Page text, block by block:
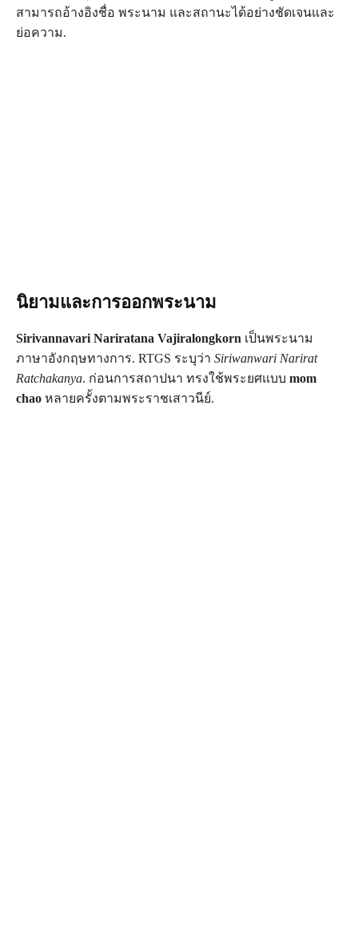
สามารถอ้างอิงชื่อ พระนาม และสถานะได้อย่างชัดเจนและ
ย่อความ.
นิยามและการออกพระนาม
Sirivannavari Nariratana Vajiralongkorn เป็นพระนาม
ภาษาอังกฤษทางการ. RTGS ระบุว่า Siriwanwari Narirat
Ratchakanya. ก่อนการสถาปนา ทรงใช้พระยศแบบ mom
chao หลายครั้งตามพระราชเสาวนีย์.